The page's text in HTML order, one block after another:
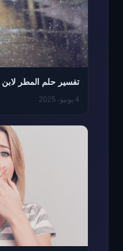
تفسير حلم المطر
4 يونيو، 2025